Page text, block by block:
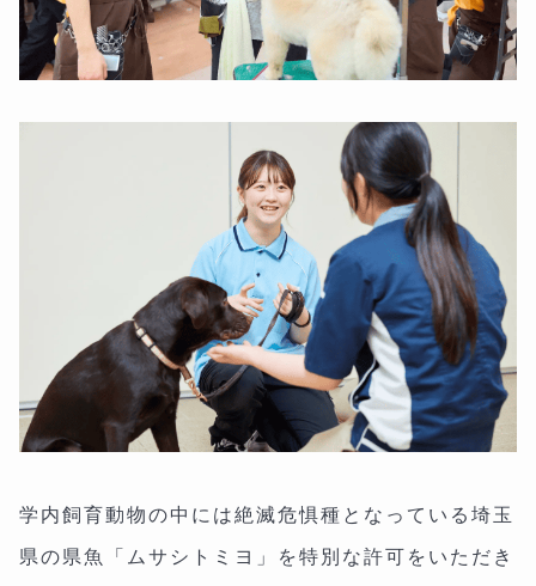
学内飼育動物の中には絶滅危惧種となっている埼玉
県の県魚「ムサシトミヨ」を特別な許可をいただき